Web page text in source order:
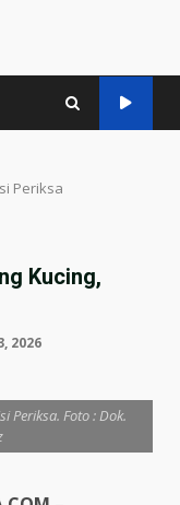
Periksa
Kucing,
2026
Periksa. Foto : Dok.